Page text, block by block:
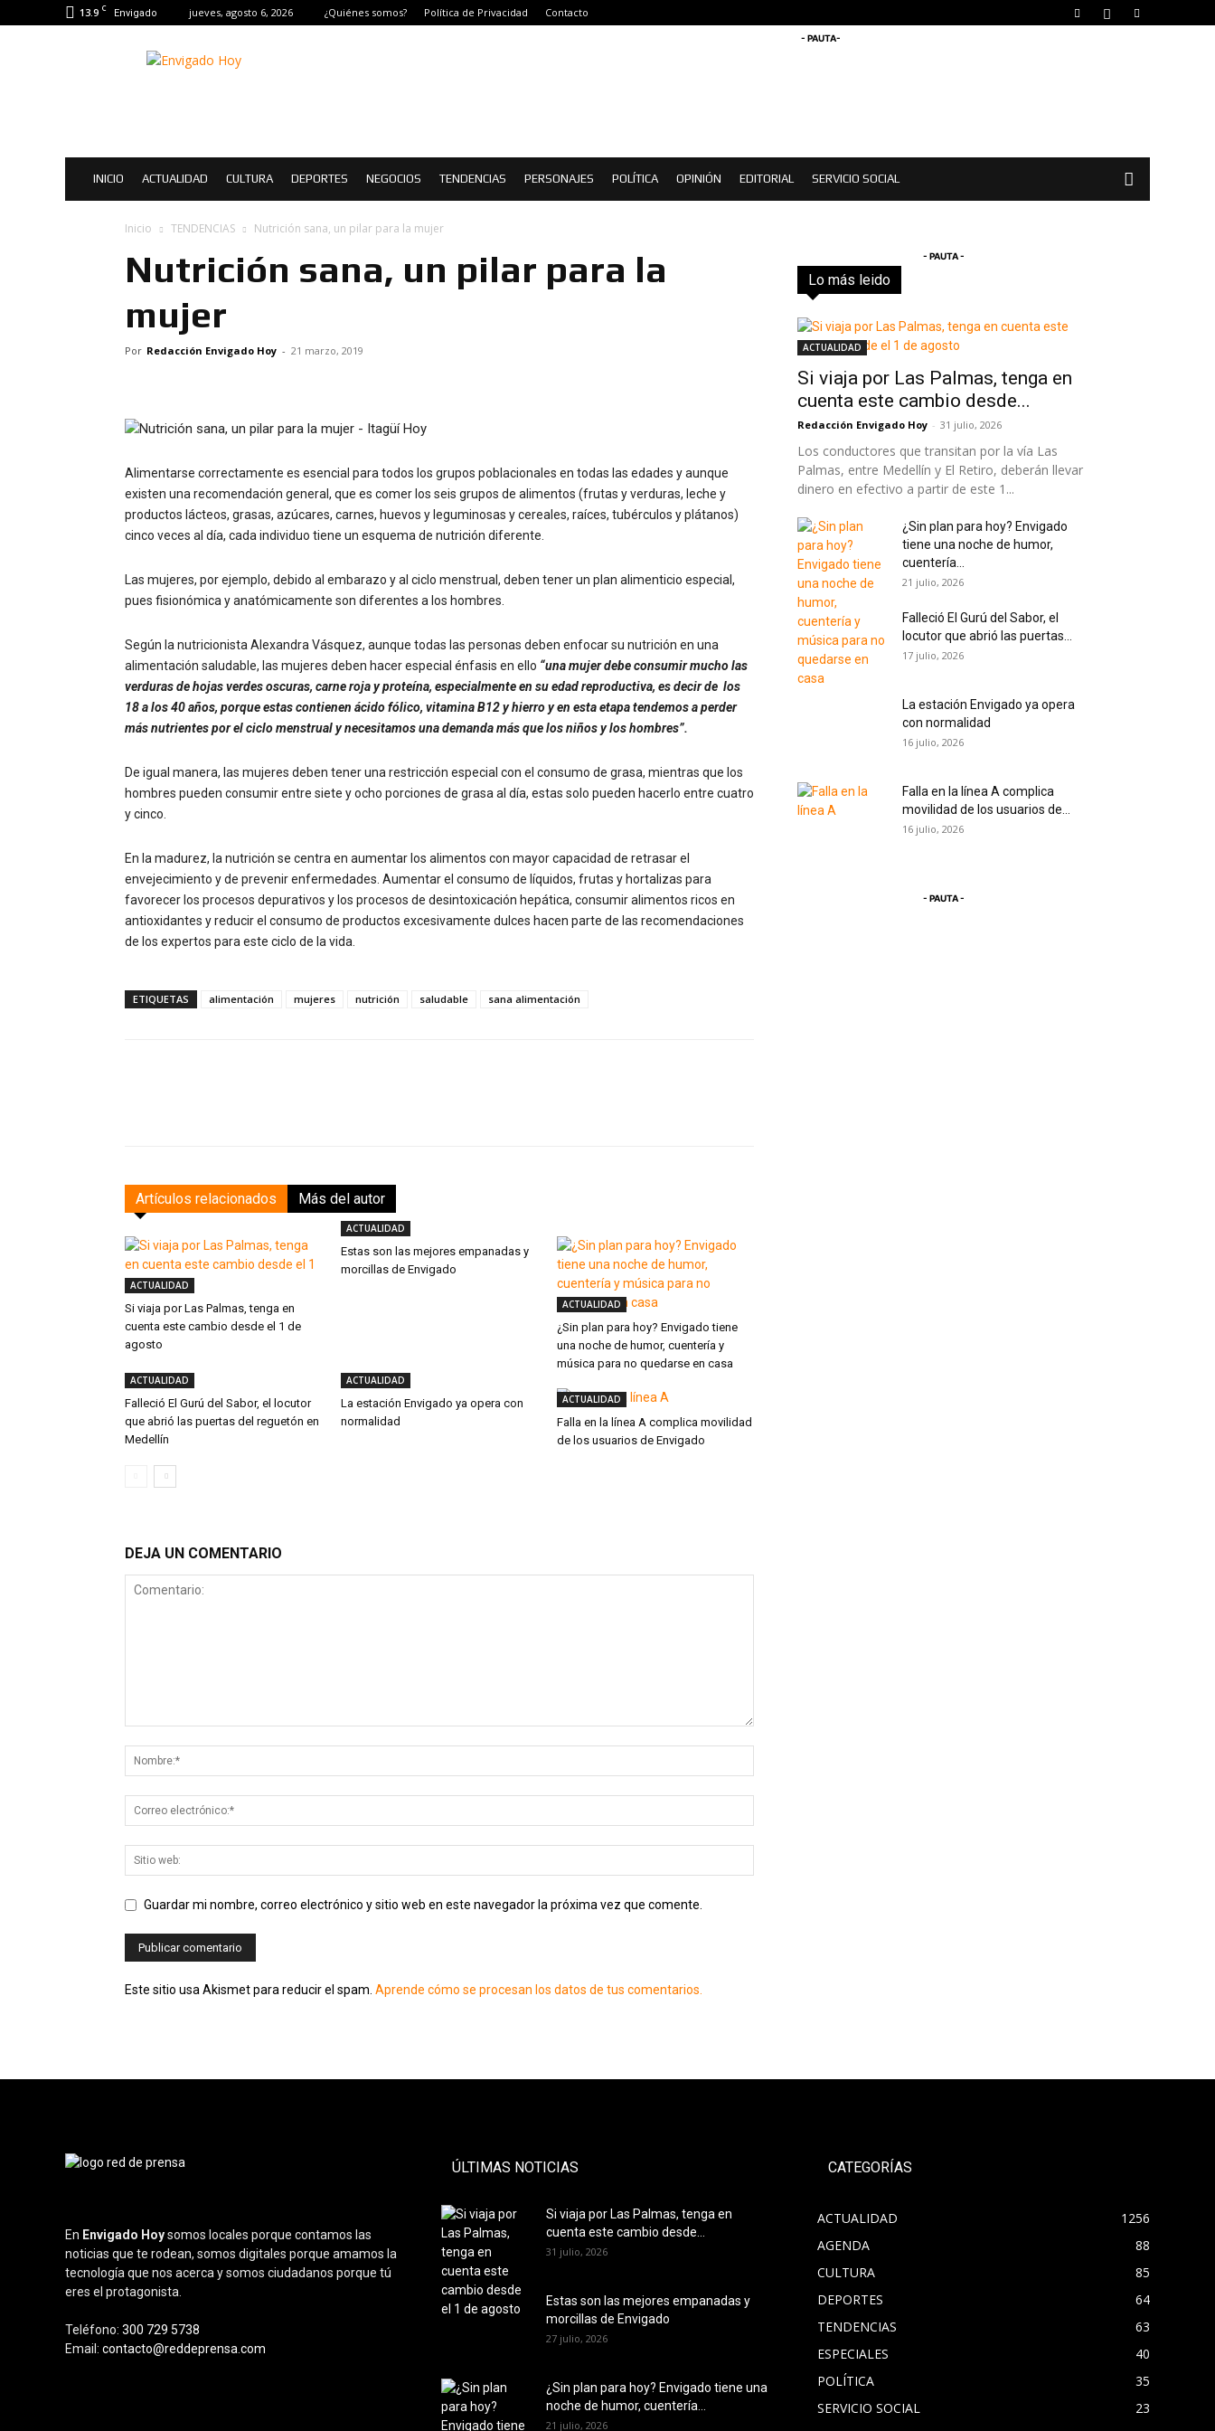
13.9 C Envigado jueves, agosto 6, 2026 ¿Quiénes somos? Política de Privacidad Contacto
Envigado
- PAUTA-
INICIO ACTUALIDAD CULTURA DEPORTES NEGOCIOS TENDENCIAS PERSONAJES POLÍTICA OPINIÓN EDITORIAL SERVICIO SOCIAL
Inicio TENDENCIAS Nutrición sana, un pilar para la mujer
Nutrición sana, un pilar para la
mujer
Por Redacción Envigado Hoy - 21 marzo, 2019
Alimentarse correctamente es esencial para todos los grupos poblacionales en todas las edades y aunque
existen una recomendación general, que es comer los seis grupos de alimentos (frutas y verduras, leche y
productos lácteos, grasas, azúcares, carnes, huevos y leguminosas y cereales, raíces, tubérculos y plátanos)
cinco veces al día, cada individuo tiene un esquema de nutrición diferente.
Las mujeres, por ejemplo, debido al embarazo y al ciclo menstrual, deben tener un plan alimenticio especial,
pues fisionómica y anatómicamente son diferentes a los hombres.
Según la nutricionista Alexandra Vásquez, aunque todas las personas deben enfocar su nutrición en una
alimentación saludable, las mujeres deben hacer especial énfasis en ello “una mujer debe consumir mucho las
verduras de hojas verdes oscuras, carne roja y proteína, especialmente en su edad reproductiva, es decir de los
18 a los 40 años, porque estas contienen ácido fólico, vitamina B12 y hierro y en esta etapa tendemos a perder
más nutrientes por el ciclo menstrual y necesitamos una demanda más que los niños y los hombres”.
De igual manera, las mujeres deben tener una restricción especial con el consumo de grasa, mientras que los
hombres pueden consumir entre siete y ocho porciones de grasa al día, estas solo pueden hacerlo entre cuatro
y cinco.
En la madurez, la nutrición se centra en aumentar los alimentos con mayor capacidad de retrasar el
envejecimiento y de prevenir enfermedades. Aumentar el consumo de líquidos, frutas y hortalizas para
favorecer los procesos depurativos y los procesos de desintoxicación hepática, consumir alimentos ricos en
antioxidantes y reducir el consumo de productos excesivamente dulces hacen parte de las recomendaciones
de los expertos para este ciclo de la vida.
ETIQUETAS alimentación mujeres nutrición saludable sana alimentación
Artículos relacionados Más del autor
ACTUALIDAD
Si viaja por Las Palmas, tenga en
cuenta este cambio desde el 1 de
agosto
ACTUALIDAD
Estas son las mejores empanadas y
morcillas de Envigado
ACTUALIDAD
¿Sin plan para hoy? Envigado tiene
una noche de humor, cuentería y
música para no quedarse en casa
ACTUALIDAD
Falleció El Gurú del Sabor, el locutor
que abrió las puertas del reguetón en
Medellín
ACTUALIDAD
La estación Envigado ya opera con
normalidad
ACTUALIDAD
Falla en la línea A complica movilidad
de los usuarios de Envigado
DEJA UN COMENTARIO
Guardar mi nombre, correo electrónico y sitio web en este navegador la próxima vez que comente.
Este sitio usa Akismet para reducir el spam. Aprende cómo se procesan los datos de tus comentarios.
- PAUTA -
Lo más leidoTodo
ACTUALIDAD
Si viaja por Las Palmas, tenga en
cuenta este cambio desde...
Redacción Envigado Hoy - 31 julio, 2026
Los conductores que transitan por la vía Las
Palmas, entre Medellín y El Retiro, deberán llevar
dinero en efectivo a partir de este 1...
¿Sin plan para hoy? Envigado
tiene una noche de humor,
cuentería...
21 julio, 2026
Falleció El Gurú del Sabor, el
locutor que abrió las puertas...
17 julio, 2026
La estación Envigado ya opera
con normalidad
16 julio, 2026
Falla en la línea A complica
movilidad de los usuarios de...
16 julio, 2026
- PAUTA -
En Envigado Hoysomos locales porque contamos las
noticias que te rodean, somos digitales porque amamos la
tecnología que nos acerca y somos ciudadanos porque tú
eres el protagonista.
Teléfono: 300 729 5738
Email: contacto@reddeprensa.com
ÚLTIMAS NOTICIAS
Si viaja por Las Palmas, tenga en
cuenta este cambio desde...
31 julio, 2026
Estas son las mejores empanadas y
morcillas de Envigado
27 julio, 2026
¿Sin plan para hoy? Envigado tiene una
noche de humor, cuentería...
21 julio, 2026
CATEGORÍAS
ACTUALIDAD
1256
AGENDA
88
CULTURA
85
DEPORTES
64
TENDENCIAS
63
ESPECIALES
40
POLÍTICA
35
SERVICIO SOCIAL
23